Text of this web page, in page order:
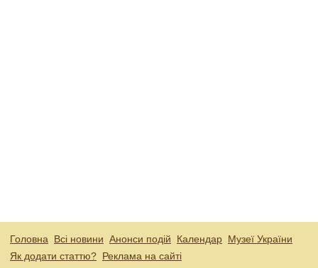
Головна Всі новини Анонси подій Календар Музеї України
Як додати статтю? Реклама на сайті